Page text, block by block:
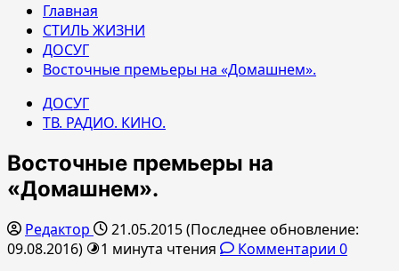
Главная
СТИЛЬ ЖИЗНИ
ДОСУГ
Восточные премьеры на «Домашнем».
ДОСУГ
ТВ. РАДИО. КИНО.
Восточные премьеры на
«Домашнем».
Редактор
21.05.2015 (Последнее обновление:
09.08.2016)
1 минута чтения
Комментарии 0